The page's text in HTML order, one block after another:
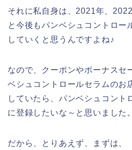
それに私自身は、2021年、
と今後もパンベシュコントロー
していくと思うんですよね♪
なので、クーポンやボーナスセ
ベシュコントロールセラムのお
していたら、パンベシュコント
に登録したいな～と思いました。
だから、とりあえず、まずは、